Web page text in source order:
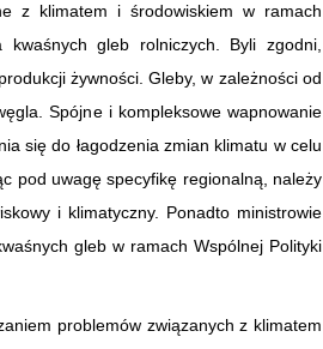
z klimatem i środowiskiem w ramach
gleb rolniczych. Byli zgodni,
żywności. Gleby, w zależności od
Spójne i kompleksowe wapnowanie
się do łagodzenia zmian klimatu w celu
pod uwagę specyfikę regionalną, należy
i klimatyczny. Ponadto ministrowie
gleb w ramach Wspólnej Polityki
problemów związanych z klimatem